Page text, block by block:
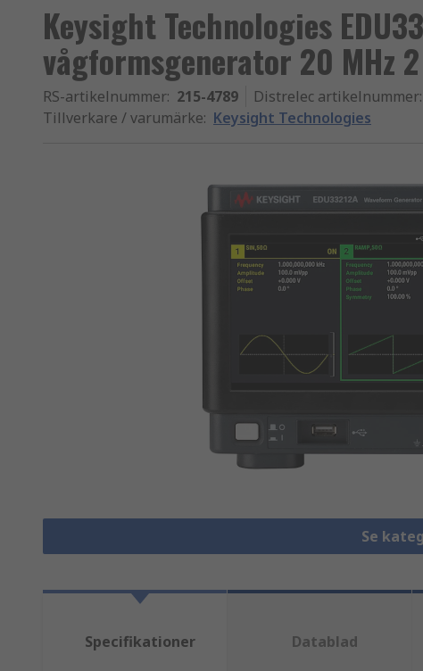
Keysight Technologies
vågformsgenerator 20 MHz 2
RS-artikelnummer: 215-4789 Distrelec artikelnummer:
Tillverkare / varumärke: Keysight Technologies
Se
Specifikationer Datablad